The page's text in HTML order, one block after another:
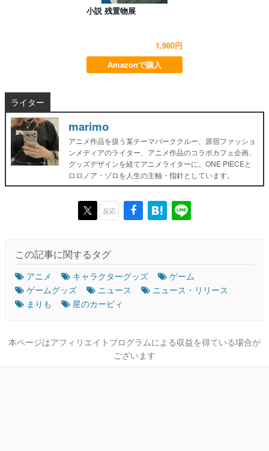
小説 残置物展
1,980円
Amazonで購入
ライター
marimo
アニメ作品を扱う某テーマパーククルー、原宿ファッショ
ンメディアのライター、アニメ作品のコラボカフェ企画、
グッズデザインを経てアニメライターに。ONE PIECEと
ロロノア・ゾロを人生の主軸・指針としています。
反応
この記事に関するタグ
アニメ キャラクターグッズ
ゲーム
ゲームグッズ
ニュース
ニュース・リリース
まりも
星のカービィ
本ページはアフィリエイトプログラムによる収益を得ている場合が
ございます